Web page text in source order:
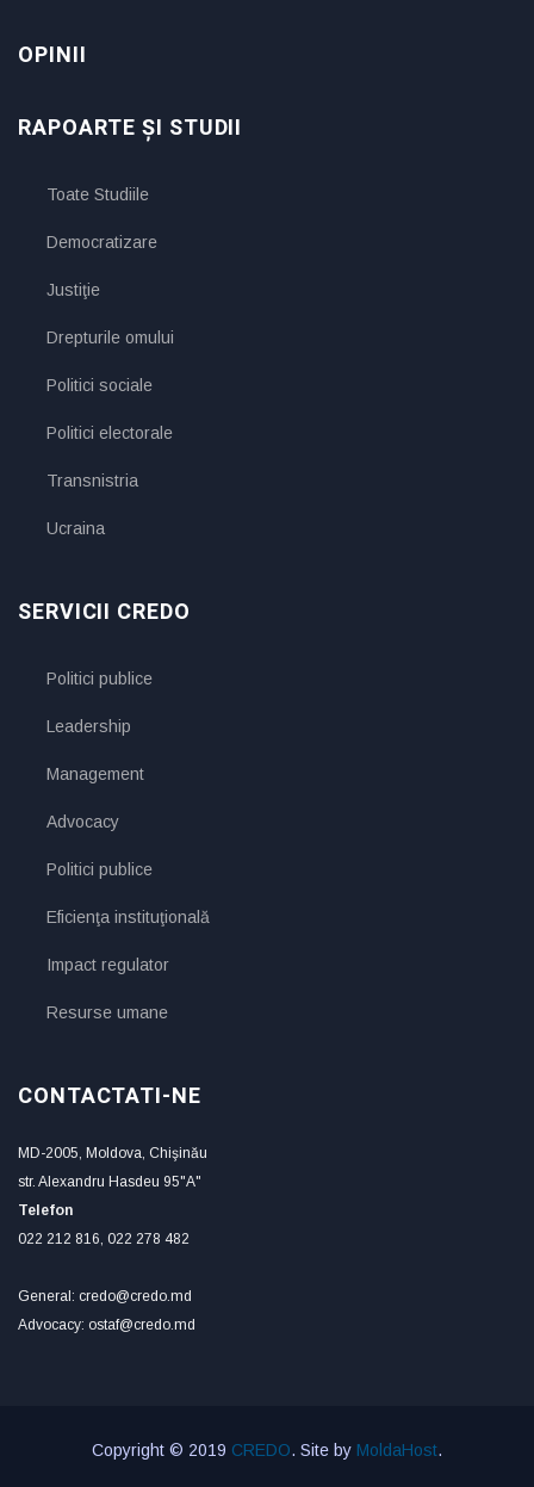
OPINII
RAPOARTE ȘI STUDII
Toate Studiile
Democratizare
Justiţie
Drepturile omului
Politici sociale
Politici electorale
Transnistria
Ucraina
SERVICII CREDO
Politici publice
Leadership
Management
Advocacy
Politici publice
Eficienţa instituţională
Impact regulator
Resurse umane
CONTACTATI-NE
MD-2005, Moldova, Chişinău
str. Alexandru Hasdeu 95"A"
Telefon
022 212 816, 022 278 482
General: credo@credo.md
Advocacy: ostaf@credo.md
Copyright © 2019 CREDO. Site by MoldaHost.